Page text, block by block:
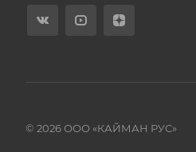
© 2026 ООО «КАЙМАН РУС»